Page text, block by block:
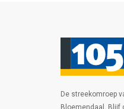
De streekomroep
Bloemendaal. Blijf